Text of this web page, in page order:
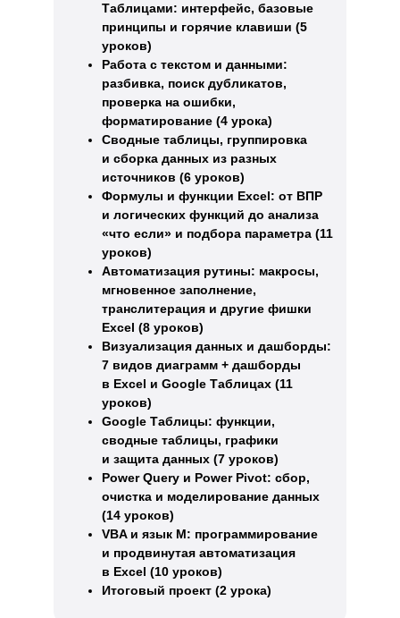
Таблицами: интерфейс, базовые
принципы и горячие клавиши (5
уроков)
Работа с текстом и данными:
разбивка, поиск дубликатов,
проверка на ошибки,
форматирование (4 урока)
Сводные таблицы, группировка
и сборка данных из разных
источников (6 уроков)
Формулы и функции Excel: от ВПР
и логических функций до анализа
«что если» и подбора параметра (11
уроков)
Автоматизация рутины: макросы,
мгновенное заполнение,
транслитерация и другие фишки
Excel (8 уроков)
Визуализация данных и дашборды:
7 видов диаграмм + дашборды
в Excel и Google Таблицах (11
уроков)
Google Таблицы: функции,
сводные таблицы, графики
и защита данных (7 уроков)
Power Query и Power Pivot: сбор,
очистка и моделирование данных
(14 уроков)
VBA и язык M: программирование
и продвинутая автоматизация
в Excel (10 уроков)
Итоговый проект (2 урока)